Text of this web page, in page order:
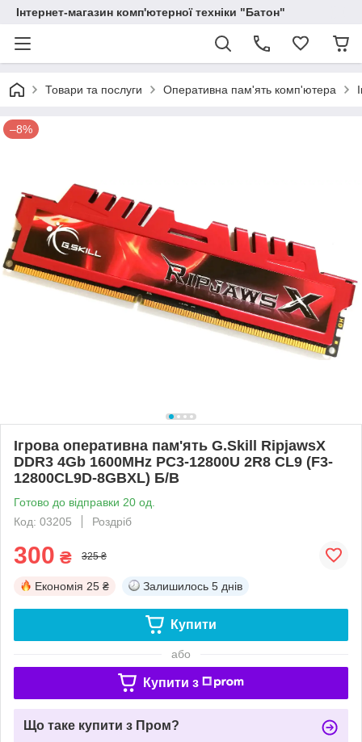
Інтернет-магазин комп'ютерної техніки "Батон"
Товари та послуги Оперативна пам'ять комп'ютера
–8%
Ігрова оперативна пам'ять G.Skill RipjawsX
DDR3 4Gb 1600MHz PC3-12800U 2R8 CL9 (F3-
12800CL9D-8GBXL) Б/В
Готово до відправки 20 од.
Код: 03205
Роздріб
300 ₴ 325 ₴
Економія 25 ₴ Залишилось 5 днів
Купити
або
Купити з
Що таке купити з Пром?